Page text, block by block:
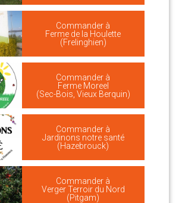
Commander à
Ferme de la Houlette
(Frelinghien)
Commander à
Ferme Moreel
(Sec-Bois, Vieux Berquin)
Commander à
Jardinons notre santé
(Hazebrouck)
Commander à
Verger Terroir du Nord
(Pitgam)